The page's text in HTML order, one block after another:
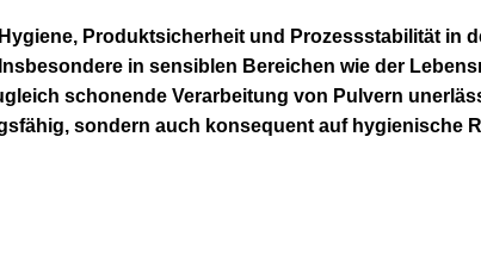
Produktsicherheit und Prozessstabilität in
in sensiblen Bereichen wie der
schonende Verarbeitung von Pulvern
sondern auch konsequent auf hygienische